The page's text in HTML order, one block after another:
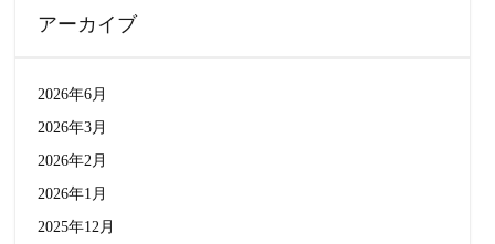
アーカイブ
2026年6月
2026年3月
2026年2月
2026年1月
2025年12月